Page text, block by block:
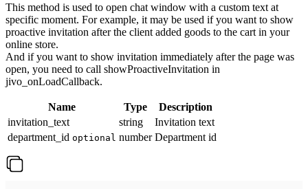
This method is used to open chat window with a custom text at
specific moment. For example, it may be used if you want to show
proactive invitation after the client added goods to the cart in your
online store.
And if you want to show invitation immediately after the page was
open, you need to call showProactiveInvitation in
jivo_onLoadCallback.
Name Type
Description
invitation_text
string
Invitation text
department_id optional number Department id